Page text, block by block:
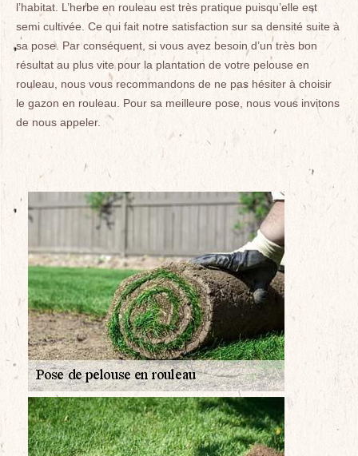
l’habitat. L’herbe en rouleau est très pratique puisqu’elle est
semi cultivée. Ce qui fait notre satisfaction sur sa densité suite à
sa pose. Par conséquent, si vous avez besoin d’un très bon
résultat au plus vite pour la plantation de votre pelouse en
rouleau, nous vous recommandons de ne pas hésiter à choisir
le gazon en rouleau. Pour sa meilleure pose, nous vous invitons
de nous appeler.